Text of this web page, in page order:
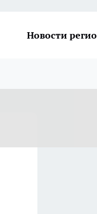
Новости